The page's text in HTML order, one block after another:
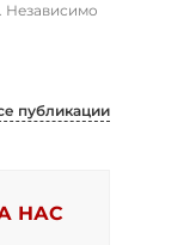
Независимо
публикации
НАС